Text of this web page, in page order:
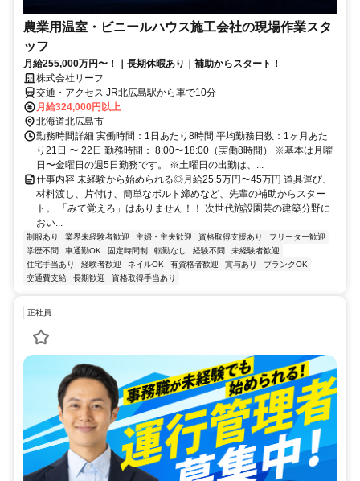
農業用温室・ビニールハウス施工会社の現場作業スタ
ッフ
月給255,000万円〜！｜長期休暇あり｜補助からスタート！
株式会社リーフ
交通・アクセス JR北広島駅から車で10分
月給324,000円以上
北海道北広島市
勤務時間詳細 実働時間：1日あたり8時間 平均勤務日数：1ヶ月あた
り21日 〜 22日 勤務時間： 8:00〜18:00（実働8時間） ※基本は月曜
日〜金曜日の週5日勤務です。 ※土曜日の出勤は、...
仕事内容 未経験から始められる◎月給25.5万円〜45万円 道具運び、
材料渡し、片付け、簡単なボルト締めなど、先輩の補助からスター
ト。 「みて覚えろ」はありません！！ 次世代施設園芸の建築分野に
おい...
制服あり 業界未経験者歓迎 主婦・主夫歓迎 資格取得支援あり
フリーター歓迎
学歴不問
車通勤OK 固定時間制 転勤なし 経験不問
未経験者歓迎
住宅手当あり
経験者歓迎 ネイルOK 有資格者歓迎 賞与あり
ブランクOK
交通費支給
長期歓迎 資格取得手当あり
正社員